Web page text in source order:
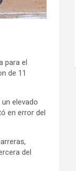
para el
de 11
elevado
en error del
del